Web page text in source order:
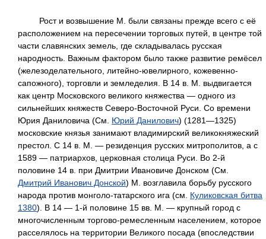
Рост и возвышение М. были связаны прежде всего с её
расположением на пересечении торговых путей, в центре той
части славянских земель, где складывалась русская
народность. Важным фактором было также развитие ремёсел
(железоделательного, литейно-ювелирного, кожевенно-
сапожного), торговли и земледелия. В 14 в. М. выдвигается
как центр Московского великого княжества — одного из
сильнейших княжеств Северо-Восточной Руси. Со времени
Юрия Даниловича (См. Юрий Данилович) (1281—1325)
московские князья занимают владимирский великокняжеский
престол. С 14 в. М. — резиденция русских митрополитов, а с
1589 — патриархов, церковная столица Руси. Во 2-й
половине 14 в. при Дмитрии Ивановиче Донском (См.
Дмитрий Иванович Донской) М. возглавила борьбу русского
народа против монголо-татарского ига (см. Куликовская битва
1380). В 14 — 1-й половине 15 вв. М. — крупный город с
многочисленным торгово-ремесленным населением, которое
расселялось на территории Великого посада (впоследствии